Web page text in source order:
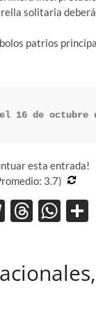
solitaria
patrios
16 de octubre
esta entrada!
3.7)
T
gr
T
a
W
s